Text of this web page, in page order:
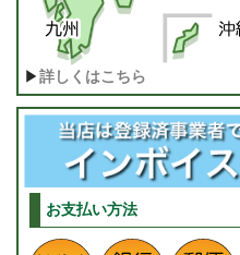
▶詳しくはこちら
お支払い方法